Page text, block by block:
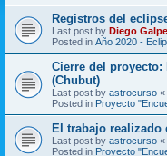
Registros del
Last post by Diego
Posted in Año 2020 -
Cierre del
(Chubut)
Last post by astrocurso «
Posted in Proyecto
El trabajo realizado
Last post by astrocurso «
Posted in Proyecto